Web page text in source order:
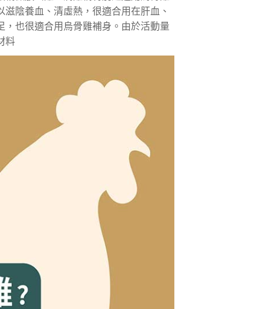
陰養血、清虛熱，很適合用在肝血、
，也很適合用烏骨雞補身。由於活動量
料